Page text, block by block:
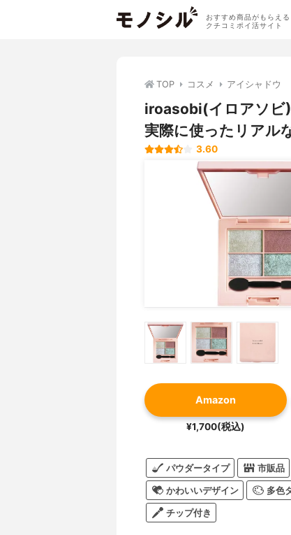
おすすめ商品がもらえる
クチコミポイ活サイト
TOP コスメ アイシャドウ
iroasobi(イロアソビ
実際に使ったリアル
3.60
Amazon
¥1,700(税込)
パウダータイプ 市販品
かわいいデザイン 多色
チップ付き